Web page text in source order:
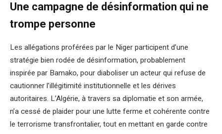
Une campagne de désinformation qui ne
trompe personne
Les allégations proférées par le Niger participent d’une
stratégie bien rodée de désinformation, probablement
inspirée par Bamako, pour diaboliser un acteur qui refuse de
cautionner l’illégitimité institutionnelle et les dérives
autoritaires. L’Algérie, à travers sa diplomatie et son armée,
n’a cessé de plaider pour une lutte ferme et cohérente contre
le terrorisme transfrontalier, tout en mettant en garde contre